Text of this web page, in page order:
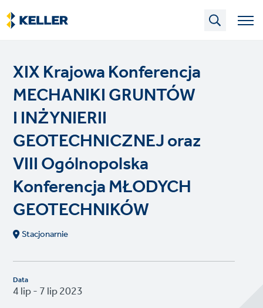
Skip
to
main
XIX Krajowa Konferencja
MECHANIKI GRUNTÓW
I INŻYNIERII
GEOTECHNICZNEJ oraz
VIII Ogólnopolska
Konferencja MŁODYCH
GEOTECHNIKÓW
Stacjonarnie
Data
4 lip - 7 lip 2023